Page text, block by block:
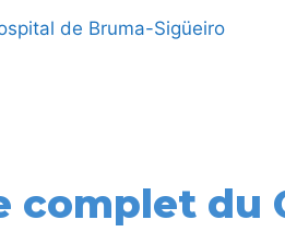
complet du